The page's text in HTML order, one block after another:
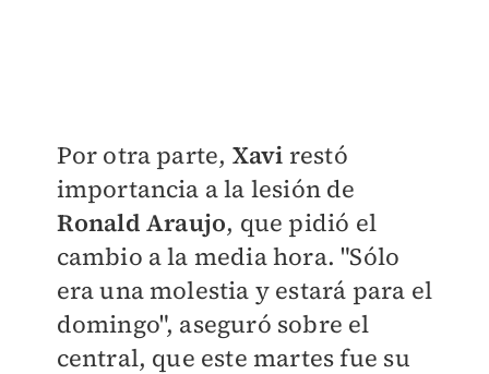
Por otra parte, Xavi restó
importancia a la lesión de
Ronald Araujo, que pidió el
cambio a la media hora. "Sólo
era una molestia y estará para el
domingo", aseguró sobre el
central, que este martes fue su